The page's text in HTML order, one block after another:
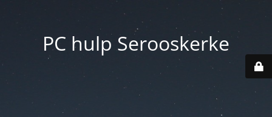
PC hulp Serooskerke